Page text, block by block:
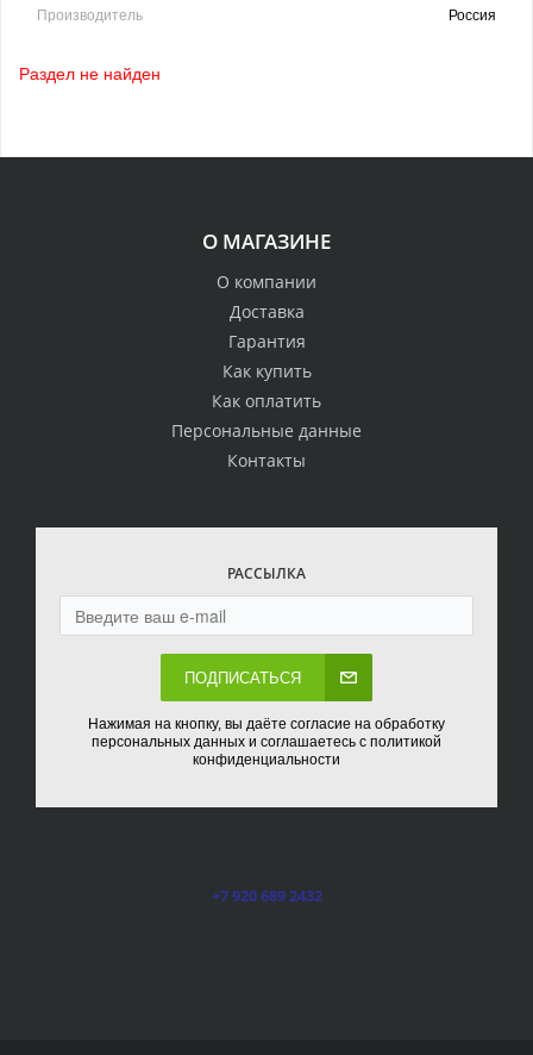
Производитель Россия
Раздел не найден
О МАГАЗИНЕ
О компании
Доставка
Гарантия
Как купить
Как оплатить
Персональные данные
Контакты
РАССЫЛКА
ПОДПИСАТЬСЯ
Нажимая на кнопку, вы даёте согласие на обработку
персональных данных и соглашаетесь с политикой
конфиденциальности
+7 920 689 2432